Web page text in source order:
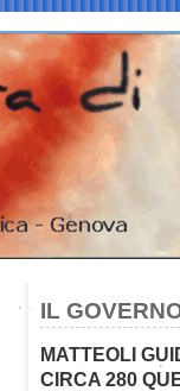
IL
MATTEOLI
CIRCA 280